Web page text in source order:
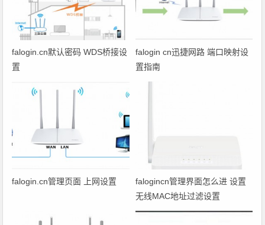
falogin.cn默认密码 WDS桥接设
置
falogin cn迅捷网路 端口映射设
置指南
falogin.cn管理页面 上网设置
falogincn管理界面怎么进 设置
无线MAC地址过滤设置